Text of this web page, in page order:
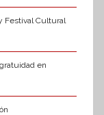
Festival Cultural
en